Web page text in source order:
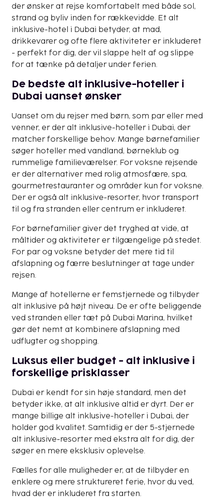
der ønsker at rejse komfortabelt med både sol,
strand og byliv inden for rækkevidde. Et alt
inklusive-hotel i Dubai betyder, at mad,
drikkevarer og ofte flere aktiviteter er inkluderet
- perfekt for dig, der vil slappe helt af og slippe
for at tænke på detaljer under ferien.
De bedste alt inklusive-hoteller i
Dubai uanset ønsker
Uanset om du rejser med børn, som par eller med
venner, er der alt inklusive-hoteller i Dubai, der
matcher forskellige behov. Mange børnefamilier
søger hoteller med vandland, børneklub og
rummelige familieværelser. For voksne rejsende
er der alternativer med rolig atmosfære, spa,
gourmetrestauranter og områder kun for voksne.
Der er også alt inklusive-resorter, hvor transport
til og fra stranden eller centrum er inkluderet.
For børnefamilier giver det tryghed at vide, at
måltider og aktiviteter er tilgængelige på stedet.
For par og voksne betyder det mere tid til
afslapning og færre beslutninger at tage under
rejsen.
Mange af hotellerne er femstjernede og tilbyder
alt inklusive på højt niveau. De er ofte beliggende
ved stranden eller tæt på Dubai Marina, hvilket
gør det nemt at kombinere afslapning med
udflugter og shopping.
Luksus eller budget - alt inklusive i
forskellige prisklasser
Dubai er kendt for sin høje standard, men det
betyder ikke, at alt inklusive altid er dyrt. Der er
mange billige alt inklusive-hoteller i Dubai, der
holder god kvalitet. Samtidig er der 5-stjernede
alt inklusive-resorter med ekstra alt for dig, der
søger en mere eksklusiv oplevelse.
Fælles for alle muligheder er, at de tilbyder en
enklere og mere struktureret ferie, hvor du ved,
hvad der er inkluderet fra starten.